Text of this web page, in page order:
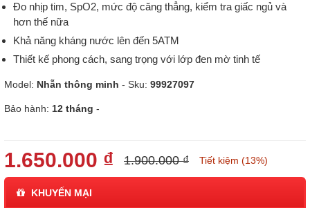
Đo nhịp tim, SpO2, mức độ căng thẳng, kiểm tra giấc ngủ và
hơn thế nữa
Khả năng kháng nước lên đến 5ATM
Thiết kế phong cách, sang trọng với lớp đen mờ tinh tế
Model: Nhẫn thông minh - Sku: 99927097
Bảo hành: 12 tháng -
1.650.000 ₫ 1.900.000 ₫ Tiết kiệm (13%)
KHUYẾN MẠI